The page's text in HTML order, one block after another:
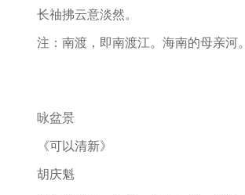
长䄂拂云意淡然。
注：南渡，即南渡江。海南的母亲河。
咏盆景
《可以清新》
胡庆魁